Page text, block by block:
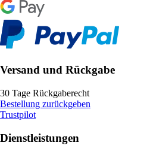
Versand und Rückgabe
30 Tage Rückgaberecht
Bestellung zurückgeben
Trustpilot
Dienstleistungen